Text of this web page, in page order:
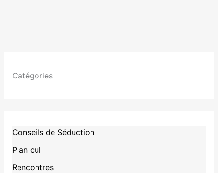
Catégories
Conseils de Séduction
Plan cul
Rencontres